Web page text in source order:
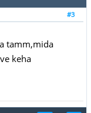
#3
tamm,mida
keha